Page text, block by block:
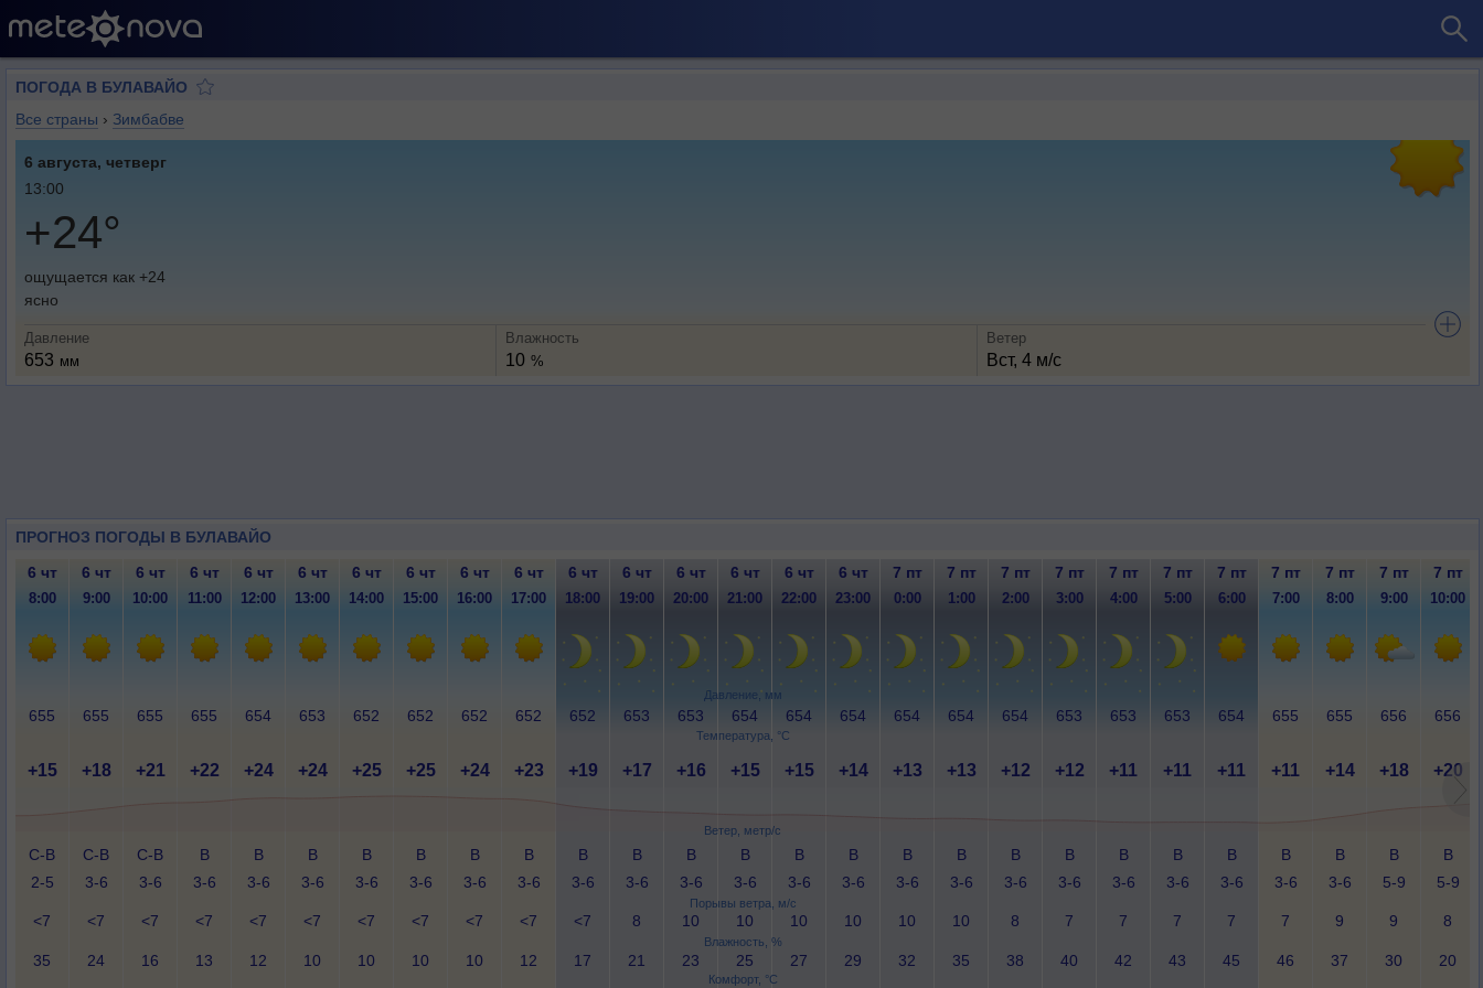
ПОГОДА В БУЛАВАЙО
Все страны › Зимбабве
6 августа, четверг
13:00
+24°
ощущается как +24
ясно
Давление
653 мм
Влажность
10 %
Ветер
Вст, 4 м/с
ПРОГНОЗ ПОГОДЫ В БУЛАВАЙО
Давление, мм
Температура, °C
Ветер, метр/с
Порывы ветра, м/с
Влажность, %
Комфорт, °C
6 чт 6 чт 6 чт 6 чт 6 чт 6 чт 6 чт 6 чт 6 чт 6 чт 6 чт 6 чт 6 чт 6 чт 6 чт 6 чт 7 пт 7 пт 7 пт 7 пт 7 пт 7 пт 7 пт 7 пт 7 пт 7 пт 7 пт
8:00 9:00 10:00 11:00 12:00 13:00 14:00 15:00 16:00 17:00 18:00 19:00 20:00 21:00 22:00 23:00 0:00 1:00 2:00 3:00 4:00 5:00 6:00 7:00 8:00 9:00 10:00
655 655 655 655 654 653 652 652 652 652 652 653 653 654 654 654 654 654 654 653 653 653 654 655 655 656 656
+15 +18 +21 +22 +24 +24 +25 +25 +24 +23 +19 +17 +16 +15 +15 +14 +13 +13 +12 +12 +11 +11 +11 +11 +14 +18 +20
С-В
2-5
С-В
3-6
С-В
3-6
В
3-6
В
3-6
В
3-6
В
3-6
В
3-6
В
3-6
В
3-6
В
3-6
В
3-6
В
3-6
В
3-6
В
3-6
В
3-6
В
3-6
В
3-6
В
3-6
В
3-6
В
3-6
В
3-6
В
3-6
В
3-6
В
3-6
В
5-9
В
5-9
<7 <7 <7 <7 <7 <7 <7 <7 <7 <7 <7 8 10 10 10 10 10 10 8 7 7 7 7 7 9 9 8
35 24 16 13 12 10 10 10 10 12 17 21 23 25 27 29 32 35 38 40 42 43 45 46 37 30 20